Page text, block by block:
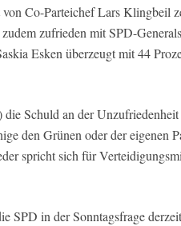
Co-Parteichef Lars Klingbeil
zufrieden mit SPD-
Esken überzeugt mit 44
Schuld an der
den Grünen oder der eigenen
spricht sich für
SPD in der Sonntagsfrage